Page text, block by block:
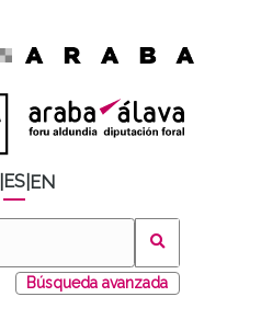
ES EN
Búsqueda avanzada